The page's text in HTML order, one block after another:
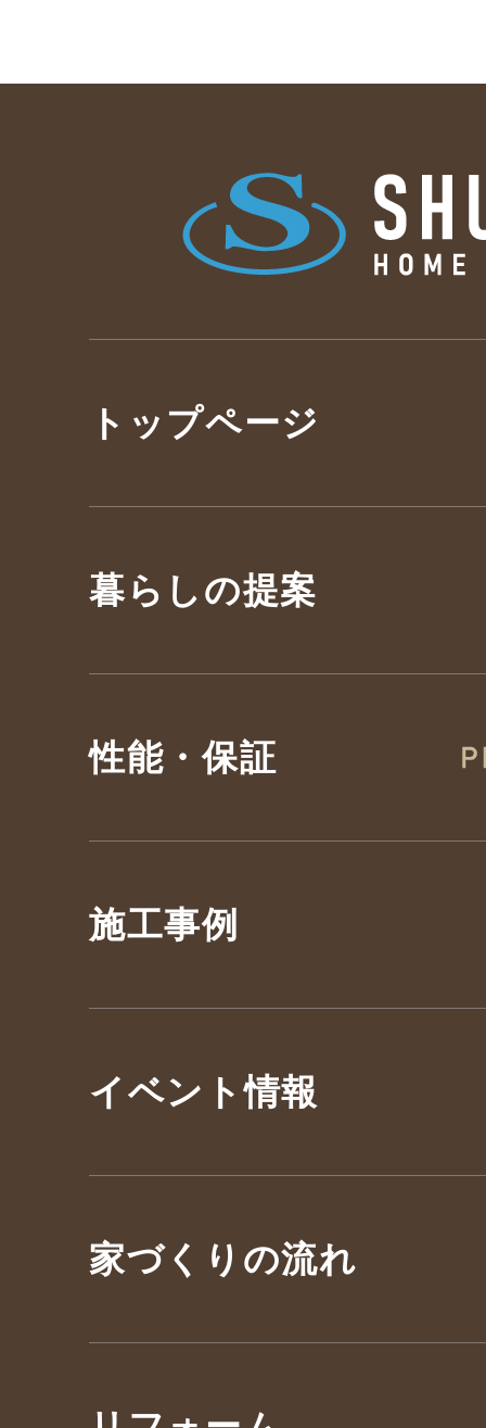
トップページ
暮らしの提案
性能・保証
施工事例
イベント情報
家づくりの流れ